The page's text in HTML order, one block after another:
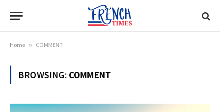
Home » COMMENT
BROWSING: COMMENT